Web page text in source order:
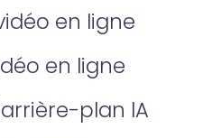
en ligne
en ligne
plan lA